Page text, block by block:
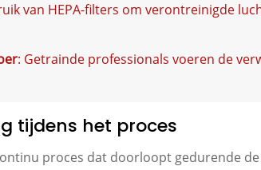
van HEPA-filters om verontreinigde
: Getrainde professionals voeren de
tijdens het proces
proces dat doorloopt gedurende